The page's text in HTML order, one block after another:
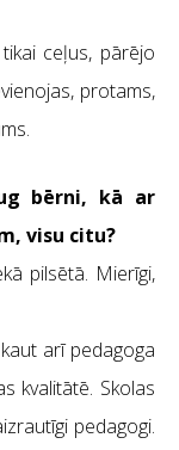
ceļus, pārējo
protams,
bērni, kā ar
visu citu?
pilsētā. Mierīgi,
arī pedagoga
kvalitātē. Skolas
pedagogi.